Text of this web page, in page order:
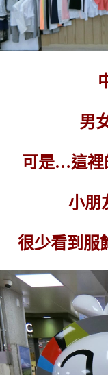
男
可是…這裡
小朋
很少看到服